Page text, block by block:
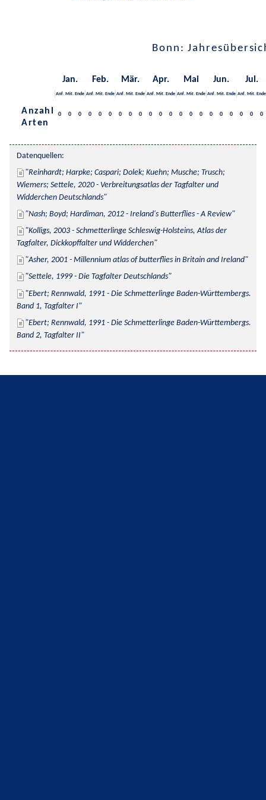
Bonn:
Jan. Feb. Mär. Apr. Mai Jun. Jul.
Anf. Mit. Ende Anf. Mit. Ende Anf. Mit. Ende Anf. Mit. Ende Anf. Mit. Ende Anf. Mit. Ende Anf. Mit. Ende
Anzahl
Arten
0 0 0 0 0 0 0 0 0 0 0 0 0 0 0 0 0 0 0 0 0
Datenquellen:
Reinhardt; Harpke; Caspari; Dolek; Kuehn; Musche; Trusch;
Wiemers; Settele, 2020 - Verbreitungsatlas der Tagfalter und
Widderchen Deutschlands
Nash; Boyd; Hardiman, 2012 - Ireland's Butterflies - A Review
Kolligs, 2003 - Schmetterlinge Schleswig-Holsteins, Atlas der
Tagfalter, Dickkopffalter und Widderchen
Asher, 2001 - Millennium atlas of butterflies in Britain and Ireland
Settele, 1999 - Die Tagfalter Deutschlands
Ebert; Rennwald, 1991 - Die Schmetterlinge Baden-Württembergs.
Band 1, Tagfalter I
Ebert; Rennwald, 1991 - Die Schmetterlinge Baden-Württembergs.
Band 2, Tagfalter II